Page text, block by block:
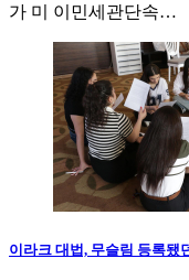
가 미 이민세관단속…
이라크 대법, 무슬림 등록됐